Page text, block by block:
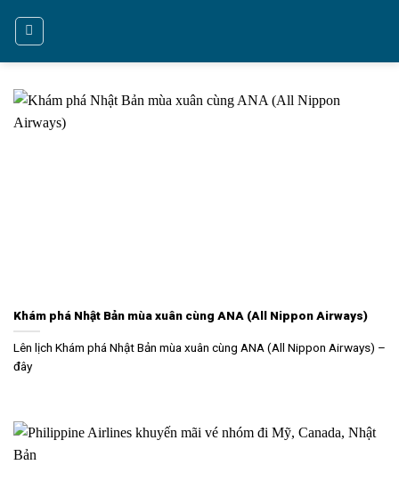
Khám phá Nhật Bản mùa xuân cùng ANA (All Nippon Airways)
Lên lịch Khám phá Nhật Bản mùa xuân cùng ANA (All Nippon Airways) –
đây